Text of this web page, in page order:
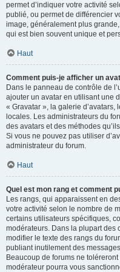
permet d’indiquer votre activité
publié, ou permet de différencier
image, généralement plus
qui est bien souvent unique et
Haut
Comment puis-je afficher un
Dans le panneau de contrôle de
ajouter un avatar en utilisant une
« Gravatar », la galerie d’avatars,
locales. Les administrateurs du
des avatars et des méthodes
Si vous ne pouvez pas utiliser
administrateur du forum.
Haut
Quel est mon rang et comment
Les rangs, qui apparaissent en
votre activité selon le nombre de
certains utilisateurs spécifiques,
modérateurs. Dans la plupart des
modifier le texte des rangs du
publiant inutilement des
Beaucoup de forums ne
modérateur pourra vous